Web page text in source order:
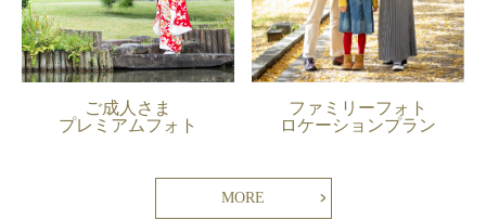
ご成人さま
プレミアムフォト
ファミリーフォト
ロケーションプラン
MORE